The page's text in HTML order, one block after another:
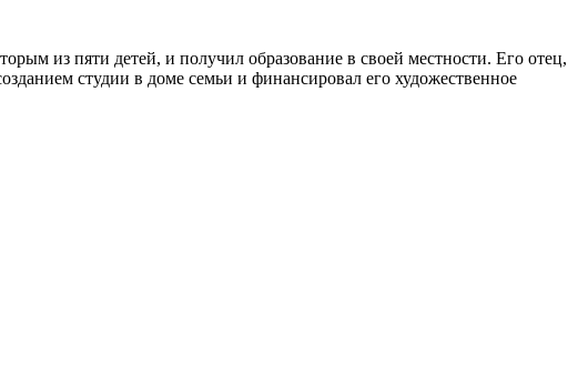
из пяти детей, и получил образование в своей местности. Его отец,
студии в доме семьи и финансировал его художественное